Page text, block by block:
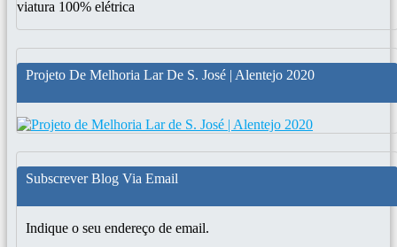
viatura 100% elétrica
Projeto De Melhoria Lar De S. José | Alentejo 2020
Subscrever Blog Via Email
Indique o seu endereço de email.